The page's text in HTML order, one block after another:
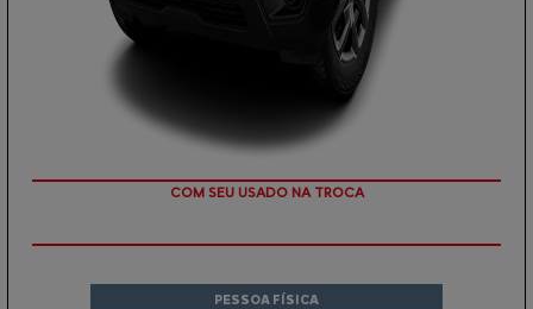
COM SEU USADO NA TROCA
PESSOA FÍSICA